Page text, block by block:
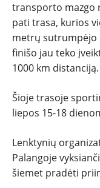
transporto mazgo
pati trasa, kurios
metrų sutrumpėjo
finišo jau teko
1000 km distanciją.
Šioje trasoje
liepos 15-18
Lenktynių
Palangoje
šiemet pradėti